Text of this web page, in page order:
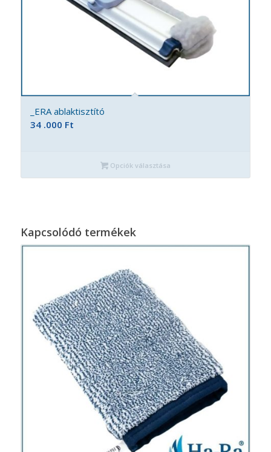
_ERA ablaktisztító
34 .000 Ft
Opciók választása
Kapcsolódó termékek